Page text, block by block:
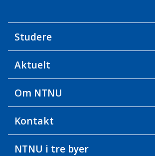
Studere
Aktuelt
Om NTNU
Kontakt
NTNU i tre byer